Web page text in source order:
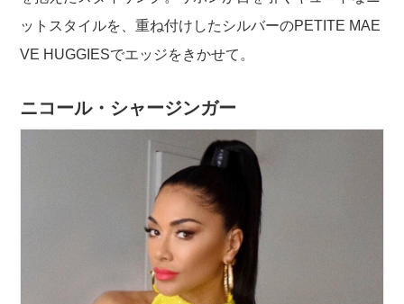
ットスタイルを、重ね付けしたシルバーのPETITE MAE
VE HUGGIESでエッジをきかせて。
ニコール・シャージンガー